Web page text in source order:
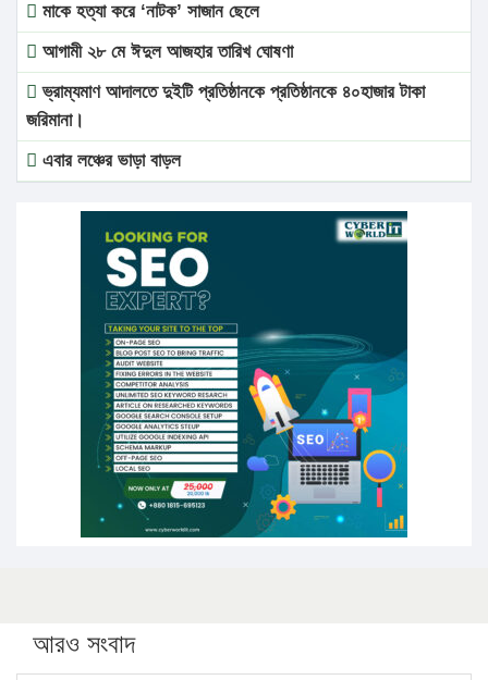
মাকে হত্যা করে ‘নাটক’ সাজান ছেলে
আগামী ২৮ মে ঈদুল আজহার তারিখ ঘোষণা
ভ্রাম্যমাণ আদালতে দুইটি প্রতিষ্ঠানকে প্রতিষ্ঠানকে ৪০হাজার টাকা
জরিমানা।
এবার লঞ্চের ভাড়া বাড়ল
১৬ মে চাঁদপুর ও ২৫ মে ফেনী সফরে যাবেন প্রধানমন্ত্রী
উচ্চশিক্ষায় গৌরবময় অর্জন: পূর্ণ স্কলারশিপে যুক্তরাষ্ট্রে পিএইচডি
করছেন কুয়েটের কৃতি…
সারা দেশে বজ্রাঘাতে ১৪ জনের প্রাণহানি
কঠোর হচ্ছে এসএসসি ও এইচএসসি পরীক্ষা
ফরিদগঞ্জে আগুনে পুড়লো ৬ ব্যবসা প্রতিষ্ঠান
আরও সংবাদ